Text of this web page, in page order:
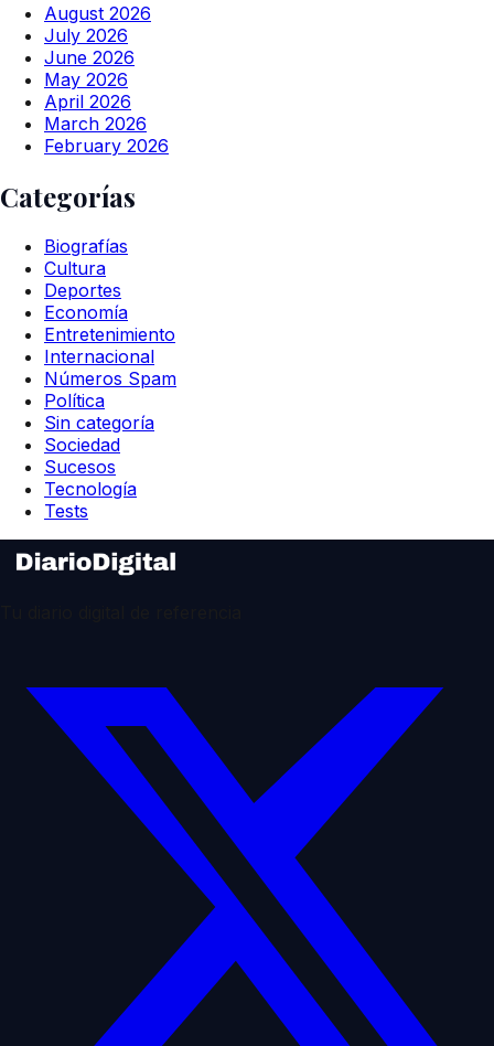
August 2026
July 2026
June 2026
May 2026
April 2026
March 2026
February 2026
Categorías
Biografías
Cultura
Deportes
Economía
Entretenimiento
Internacional
Números Spam
Política
Sin categoría
Sociedad
Sucesos
Tecnología
Tests